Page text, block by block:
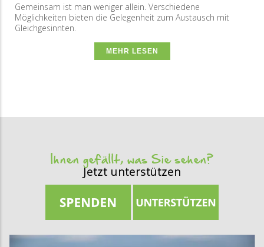
Gemeinsam ist man weniger allein. Verschiedene
Möglichkeiten bieten die Gelegenheit zum Austausch mit
Gleichgesinnten.
MEHR LESEN
Ihnen gefällt, was Sie sehen?
Jetzt unterstützen